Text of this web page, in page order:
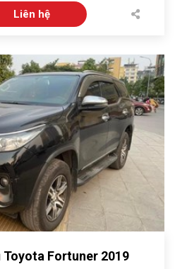
Liên hệ
Toyota Fortuner 2019